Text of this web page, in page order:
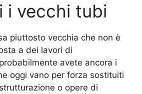
i vecchi tubi
piuttosto vecchia che non è
a dei lavori di
avete ancora i
oggi vano per forza sostituiti
o opere di